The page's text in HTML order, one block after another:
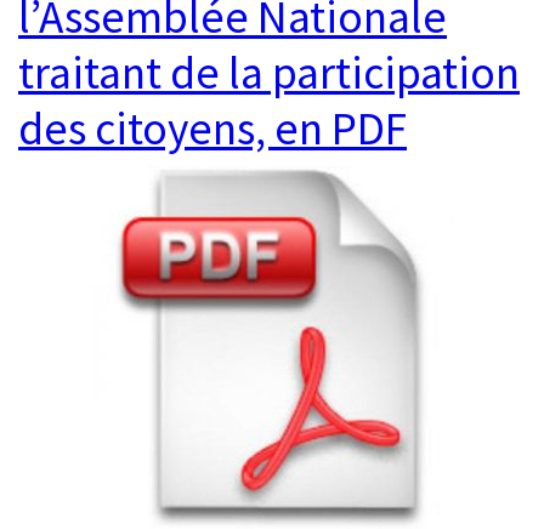
l’Assemblée Nationale
traitant de la participation
des citoyens, en PDF